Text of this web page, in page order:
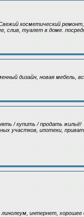
косметический
слив, туалет в доме.
дизайн, новая мебель,
/ купить / продать жильё!
участков, ипотеки,
интернет, хорошее